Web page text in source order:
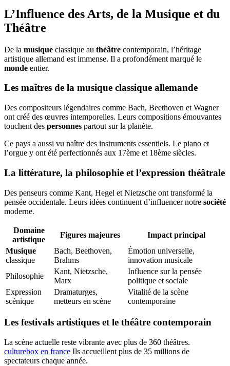
L’Influence des Arts, de la Musique et du
Théâtre
De la musique classique au théâtre contemporain, l’héritage
artistique allemand est immense. Il a profondément marqué le
monde entier.
Les maîtres de la musique classique allemande
Des compositeurs légendaires comme Bach, Beethoven et Wagner
ont créé des œuvres intemporelles. Leurs compositions émouvantes
touchent des personnes partout sur la planète.
Ce pays a aussi vu naître des instruments essentiels. Le piano et
l’orgue y ont été perfectionnés aux 17ème et 18ème siècles.
La littérature, la philosophie et l’expression théâtrale
Des penseurs comme Kant, Hegel et Nietzsche ont transformé la
pensée occidentale. Leurs idées continuent d’influencer notre société
moderne.
Domaine
artistique
Figures majeures
Impact principal
Musique
classique
Bach, Beethoven,
Brahms
Émotion universelle,
innovation musicale
Philosophie
Kant, Nietzsche,
Marx
Influence sur la pensée
politique et sociale
Expression
scénique
Dramaturges,
metteurs en scène
Vitalité de la scène
contemporaine
Les festivals artistiques et le théâtre contemporain
La scène actuelle reste vibrante avec plus de 360 théâtres.
culturebox en france Ils accueillent plus de 35 millions de
spectateurs chaque année.